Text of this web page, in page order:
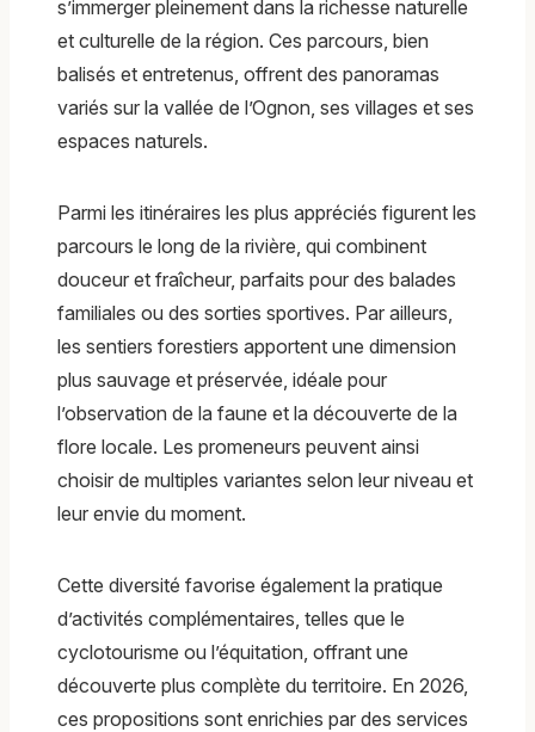
s’immerger pleinement dans la richesse naturelle
et culturelle de la région. Ces parcours, bien
balisés et entretenus, offrent des panoramas
variés sur la vallée de l’Ognon, ses villages et ses
espaces naturels.
Parmi les itinéraires les plus appréciés figurent les
parcours le long de la rivière, qui combinent
douceur et fraîcheur, parfaits pour des balades
familiales ou des sorties sportives. Par ailleurs,
les sentiers forestiers apportent une dimension
plus sauvage et préservée, idéale pour
l’observation de la faune et la découverte de la
flore locale. Les promeneurs peuvent ainsi
choisir de multiples variantes selon leur niveau et
leur envie du moment.
Cette diversité favorise également la pratique
d’activités complémentaires, telles que le
cyclotourisme ou l’équitation, offrant une
découverte plus complète du territoire. En 2026,
ces propositions sont enrichies par des services